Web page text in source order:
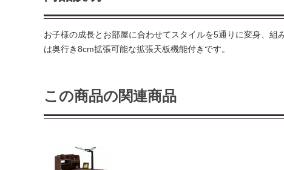
お子様の成長とお部屋に合わせてスタイルを5通りに変身、
は奥行き8cm拡張可能な拡張天板機能付きです。
この商品の関連商品